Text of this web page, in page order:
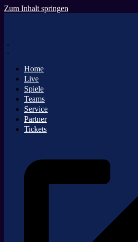
Zum Inhalt springen
Home
Live
Spiele
Teams
Service
Partner
Tickets